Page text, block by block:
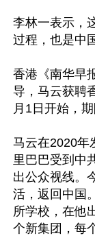
李林一表示，
过程，也是中
香港《南华早
导，马云获聘
月1日开始，
马云在2020年
里巴巴受到中
出公众视线。
活，返回中国
所学校，在他
个新集团，每